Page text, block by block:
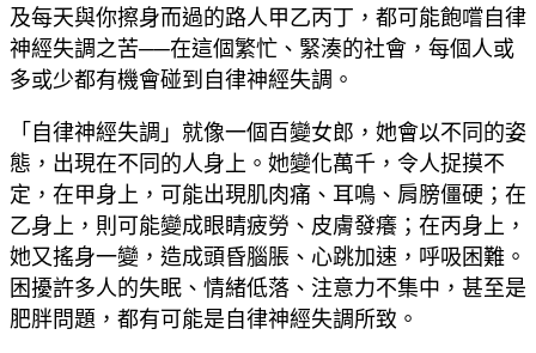
及每天與你擦身而過的路人甲乙丙丁，都可能飽嚐自律
神經失調之苦──在這個繁忙、緊湊的社會，每個人或
多或少都有機會碰到自律神經失調。
「自律神經失調」就像一個百變女郎，她會以不同的姿
態，出現在不同的人身上。她變化萬千，令人捉摸不
定，在甲身上，可能出現肌肉痛、耳鳴、肩膀僵硬；在
乙身上，則可能變成眼睛疲勞、皮膚發癢；在丙身上，
她又搖身一變，造成頭昏腦脹、心跳加速，呼吸困難。
困擾許多人的失眠、情緒低落、注意力不集中，甚至是
肥胖問題，都有可能是自律神經失調所致。